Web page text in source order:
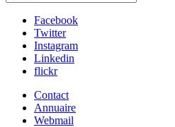
Facebook
Twitter
Instagram
Linkedin
flickr
Contact
Annuaire
Webmail